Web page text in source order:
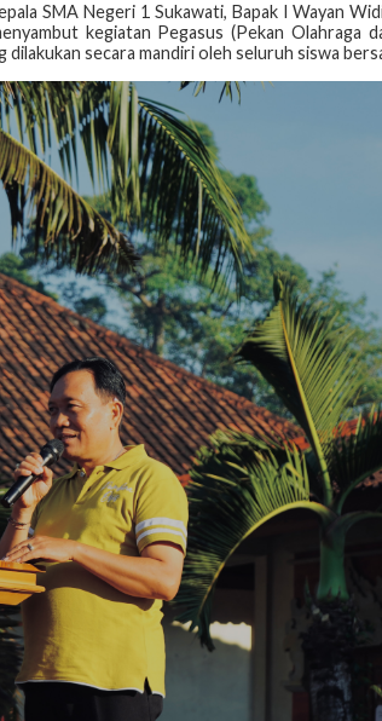
SMA Negeri 1 Sukawati, Bapak I Wayan
kegiatan Pegasus (Pekan Olahraga
secara mandiri oleh seluruh siswa